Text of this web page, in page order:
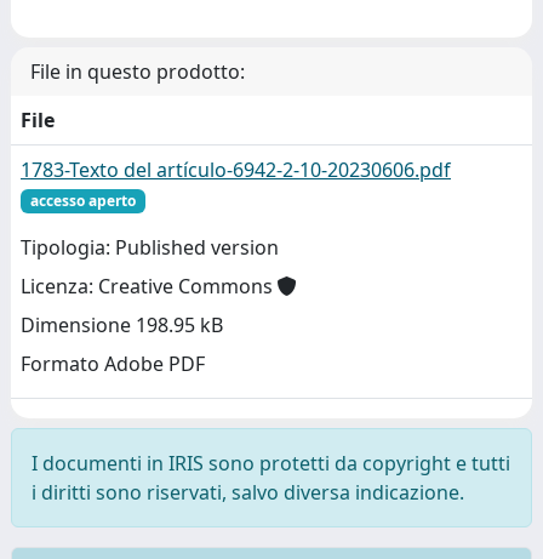
File in questo prodotto:
File
1783-Texto del artículo-6942-2-10-20230606.pdf
accesso aperto
Tipologia: Published version
Licenza: Creative Commons
Dimensione 198.95 kB
Formato Adobe PDF
I documenti in IRIS sono protetti da copyright e tutti
i diritti sono riservati, salvo diversa indicazione.